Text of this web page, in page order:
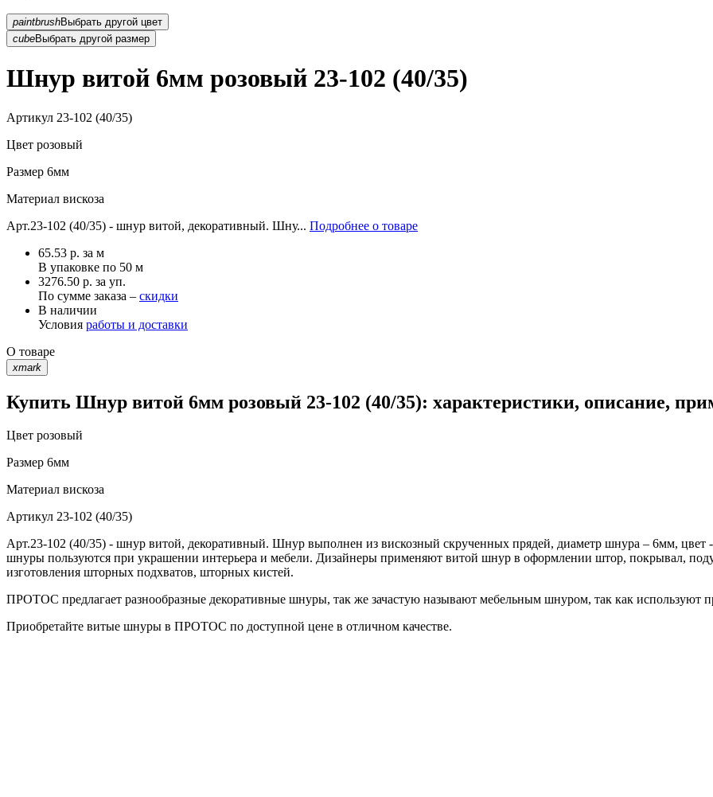
paintbrush
Выбрать другой цвет
cubeВыбрать другой размер
Шнур витой 6мм розовый 23-102 (40/35)
Артикул 23-102 (40/35)
Цвет розовый
Размер 6мм
Материал вискоза
Арт.23-102 (40/35) - шнур витой, декоративный. Шну... Подробнее о товаре
65.53 р. за м
В упаковке по 50 м
3276.50 р. за уп.
По сумме заказа – скидки
В наличии
Условия работы и доставки
О товаре
xmark
Купить Шнур витой 6мм розовый 23-102 (40/35): характеристики, описание,
Цвет розовый
Размер 6мм
Материал вискоза
Артикул 23-102 (40/35)
Арт.23-102 (40/35) - шнур витой, декоративный. Шнур выполнен из вискозный скрученных прядей, диаметр шнура – 6мм, цвет
шнуры пользуются при украшении интерьера и мебели. Дизайнеры применяют витой шнур в оформлении штор, покрывал,
изготовления шторных подхватов, шторных кистей.
ПРОТОС предлагает разнообразные декоративные шнуры, так же зачастую называют мебельным шнуром, так как используют
Приобретайте витые шнуры в ПРОТОС по доступной цене в отличном качестве.